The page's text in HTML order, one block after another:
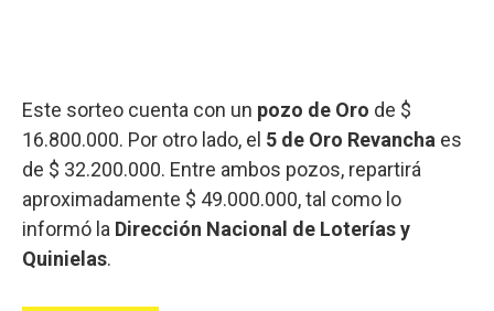
Este sorteo cuenta con un pozo de Oro de $
16.800.000. Por otro lado, el 5 de Oro Revancha es
de $ 32.200.000. Entre ambos pozos, repartirá
aproximadamente $ 49.000.000, tal como lo
informó la Dirección Nacional de Loterías y
Quinielas.